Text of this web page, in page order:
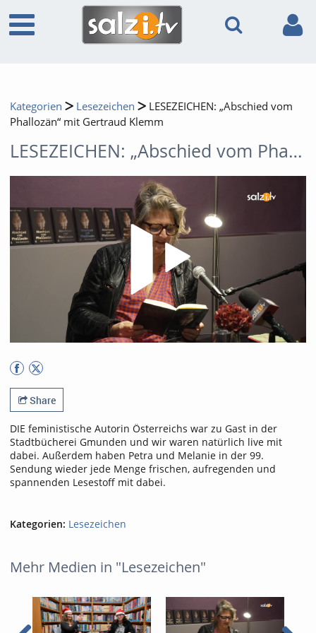
Kategorien Lesezeichen
LESEZEICHEN: „Abschied vom
Phallozän“ mit Gertraud Klemm
LESEZEICHEN: „Abschied vom Phallozän“ mit Gertraud Klemm
Share
DIE feministische Autorin Österreichs war zu Gast in der
Stadtbücherei Gmunden und wir waren natürlich live mit
dabei. Außerdem haben Petra und Melanie in der 99.
Sendung wieder jede Menge frischen, aufregenden und
spannenden Lesestoff mit dabei.
Kategorien: Lesezeichen
Mehr Medien in "Lesezeichen"